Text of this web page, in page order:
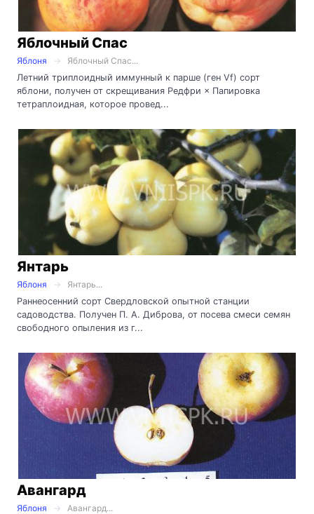
Яблочный Спас
Яблоня
Яблочный Спас...
Летний триплоидный иммунный к парше (ген Vf) сорт
яблони, получен от скрещивания Редфри × Папировка
тетраплоидная, которое провед...
Янтарь
Яблоня
Янтарь...
Раннеосенний сорт Свердловской опытной станции
садоводства. Получен П. А. Диброва, от посева смеси семян
свободного опыления из г...
Авангард
Яблоня
Авангард...